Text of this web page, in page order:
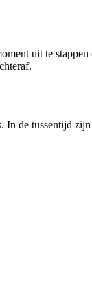
uit te stappen
de tussentijd